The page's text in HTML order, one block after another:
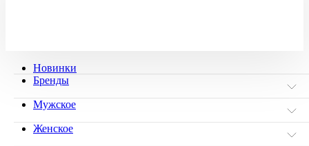
Новинки
Бренды
Мужское
Женское